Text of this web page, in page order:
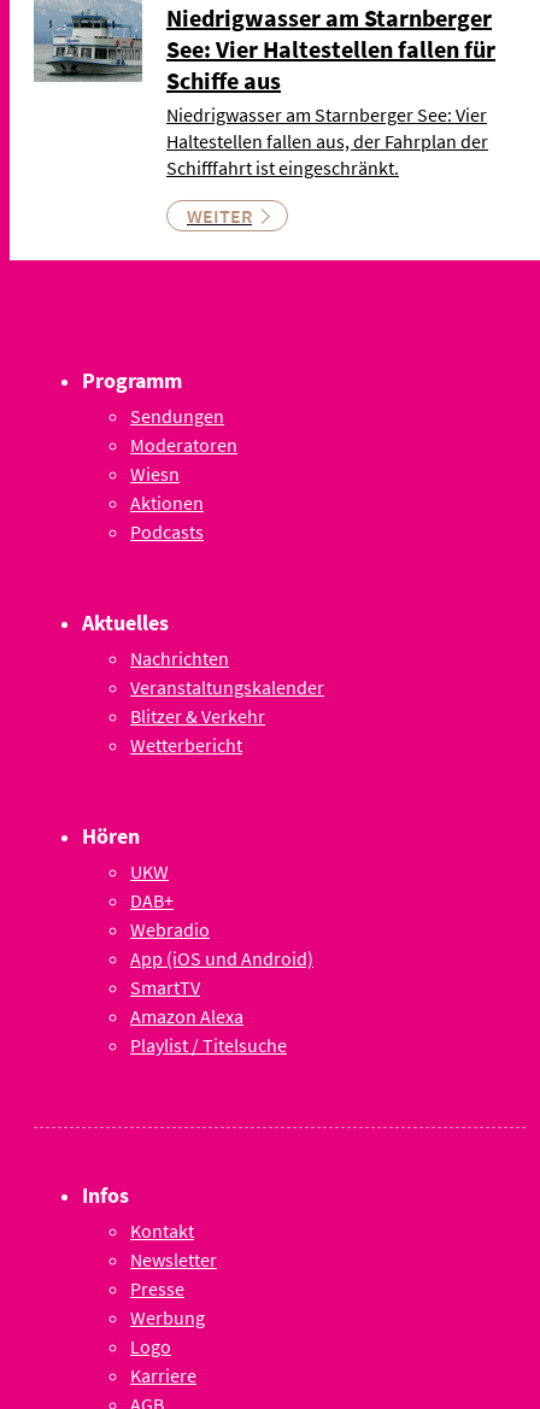
Niedrigwasser am Starnberger
See: Vier Haltestellen fallen für
Schiffe aus
Niedrigwasser am Starnberger See: Vier
Haltestellen fallen aus, der Fahrplan der
Schifffahrt ist eingeschränkt.
WEITER
Programm
Sendungen
Moderatoren
Wiesn
Aktionen
Podcasts
Aktuelles
Nachrichten
Veranstaltungskalender
Blitzer & Verkehr
Wetterbericht
Hören
UKW
DAB+
Webradio
App (iOS und Android)
SmartTV
Amazon Alexa
Playlist / Titelsuche
Infos
Kontakt
Newsletter
Presse
Werbung
Logo
Karriere
AGB